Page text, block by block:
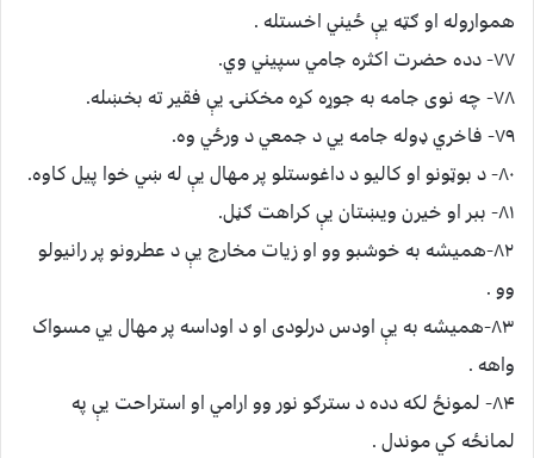
همواروله او ګټه يې ځيني اخستله .
۷۷- دده ﺣﻀﺮﺕ اکثره جامي سپيني وي.
۷۸- چه نوى جامه به جوړه کړه مخکنۍ يې ﻓﻘﻴﺮ ته بخښله.
۷۹- ﻓﺎﺧﺮﻱ ډوله جامه يي د جمعي د ورځي وه.
۸۰- د بوټونو او کاليو د داغوستلو پر مهال يې له ښي خوا پيل کاوه.
۸۱- ببر او خيرن ويښتان يې ﮐﺮﺍﻫﺖ ګڼل.
۸۲-ﻫﻤﻴﺸﻪ به ﺧﻮﺷﺒﻮ وو او زيات ﻣﺨﺎﺭﺝ يې د عطرونو پر رانيولو
وو .
۸۳-ﻫﻤﻴﺸﻪ به يې اودس درلودى او د اوداسه پر مهال يي مسواک
واهه .
۸۴- لمونځ لکه دده د سترګو نور وو ارامي او استراحت يې په
لمانځه کي موندل .